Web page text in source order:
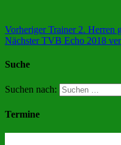
VorherigerTrainer 2. Herren
NächsterTVB Echo 2018
Suche
Suchen nach:
Termine